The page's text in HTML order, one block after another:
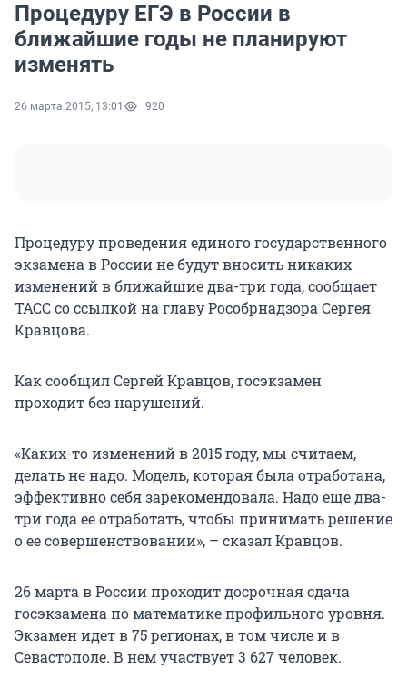
Процедуру ЕГЭ в России в
ближайшие годы не планируют
изменять
26 марта 2015, 13:01 920
Процедуру проведения единого государственного
экзамена в России не будут вносить никаких
изменений в ближайшие два-три года, сообщает
ТАСС со ссылкой на главу Рособрнадзора Сергея
Кравцова.
Как сообщил Сергей Кравцов, госэкзамен
проходит без нарушений.
«Каких-то изменений в 2015 году, мы считаем,
делать не надо. Модель, которая была отработана,
эффективно себя зарекомендовала. Надо еще два-
три года ее отработать, чтобы принимать решение
о ее совершенствовании», – сказал Кравцов.
26 марта в России проходит досрочная сдача
госэкзамена по математике профильного уровня.
Экзамен идет в 75 регионах, в том числе и в
Севастополе. В нем участвует 3 627 человек.